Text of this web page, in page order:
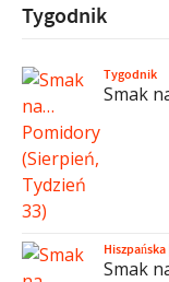
Tygodnik
Tygodnik
Smak
Hiszpańska
Smak